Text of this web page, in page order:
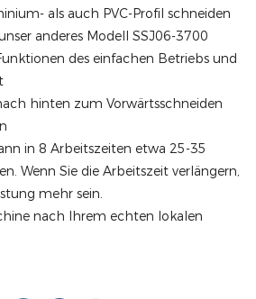
als auch PVC-Profil schneiden
anderes Modell SSJ06-3700
des einfachen Betriebs und
hinten zum Vorwärtsschneiden
in 8 Arbeitszeiten etwa 25-35
Wenn Sie die Arbeitszeit verlängern,
mehr sein.
nach Ihrem echten lokalen